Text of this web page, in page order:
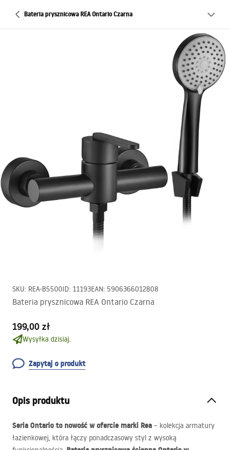
Bateria prysznicowa REA Ontario Czarna
SKU: REA-B5500ID: 11193EAN: 5906366012808
Bateria prysznicowa REA Ontario Czarna
199,00 zł
Wysyłka dzisiaj.
Zapytaj o produkt
Opis produktu
Seria Ontario to nowość w ofercie marki Rea – kolekcja armatury
łazienkowej, która łączy ponadczasowy styl z wysoką